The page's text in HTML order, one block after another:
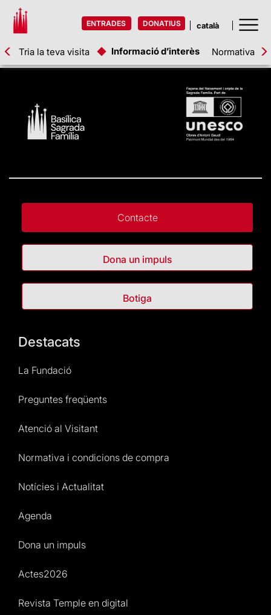
ENTRADES DONATIUS
Tria la teva visita Informació d’interès Normativa
Contacte
Dona un impuls
Botiga
Destacats
La Fundació
Preguntes freqüents
Atenció al Visitant
Normativa i condicions de compra
Notícies i Actualitat
Agenda
Dona un impuls
Actes2026
Revista Temple en digital